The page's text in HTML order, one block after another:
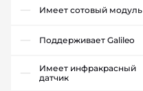
Имеет сотовый модуль
Поддерживает Galileo
Имеет инфракрасный
датчик